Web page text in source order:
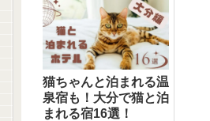
猫ちゃんと泊まれる温
泉宿も！大分で猫と泊
まれる宿16選！